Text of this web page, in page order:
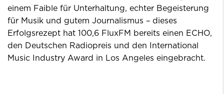
einem Faible für Unterhaltung, echter Begeisterung
für Musik und gutem Journalismus – dieses
Erfolgsrezept hat 100,6 FluxFM bereits einen ECHO,
den Deutschen Radiopreis und den International
Music Industry Award in Los Angeles eingebracht.